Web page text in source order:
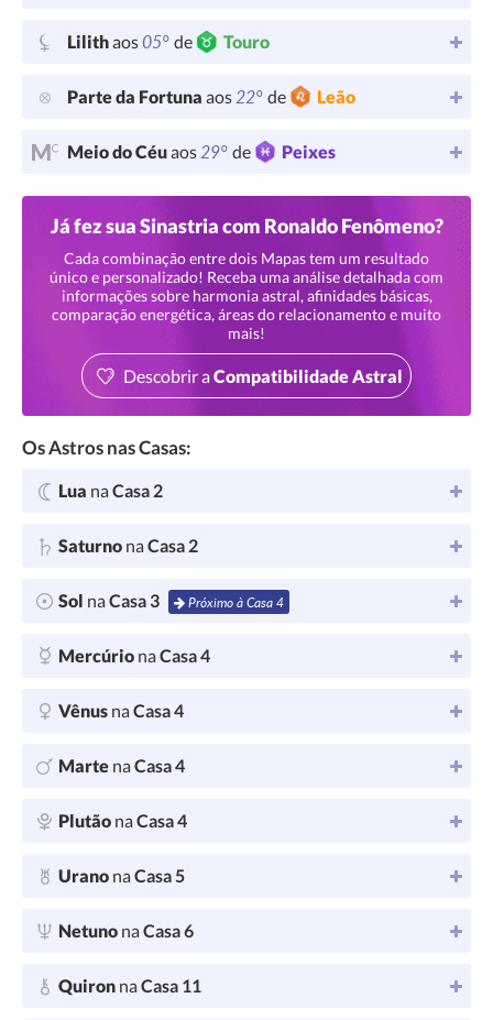
Lilithaos05° de Touro
Parte da Fortuna aos22° de Leão
Meio do Céuaos29° de Peixes
Já fez sua Sinastria com Ronaldo Fenômeno?
Cada combinação entre dois Mapas tem um resultado
único e personalizado! Receba uma análise detalhada com
informações sobre harmonia astral, afinidades básicas,
comparação energética, áreas do relacionamento e muito
mais!
Descobrir aCompatibilidade Astral
Os Astros nas Casas:
Lua naCasa 2
Saturno naCasa 2
Sol naCasa 3 Próximo à Casa 4
Mercúrio naCasa 4
Vênus naCasa 4
Marte naCasa 4
Plutão naCasa 4
Urano naCasa 5
Netuno naCasa 6
Quiron naCasa 11